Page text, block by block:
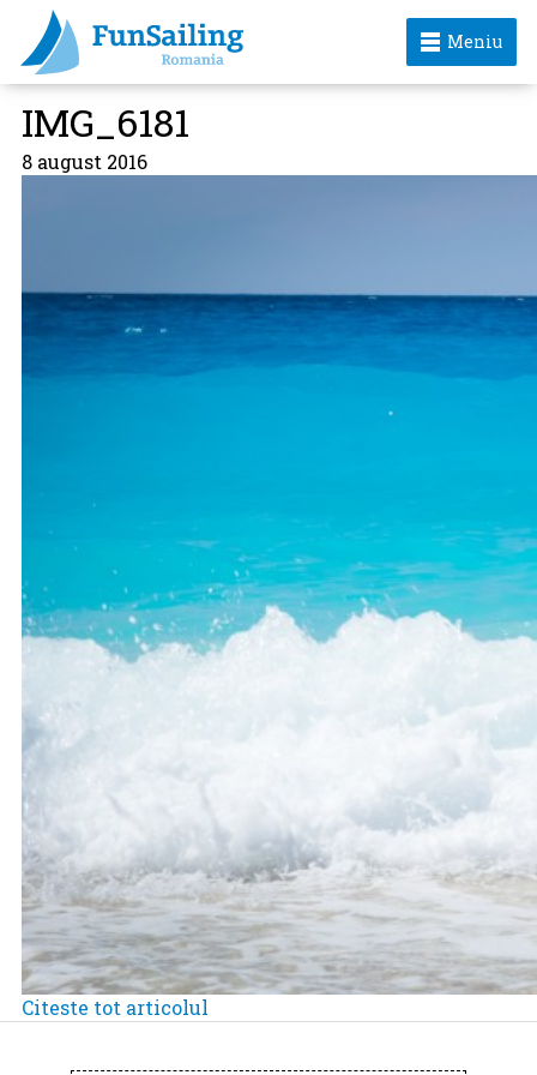
Meniu
IMG_6181
8 august 2016
Citeste tot articolul